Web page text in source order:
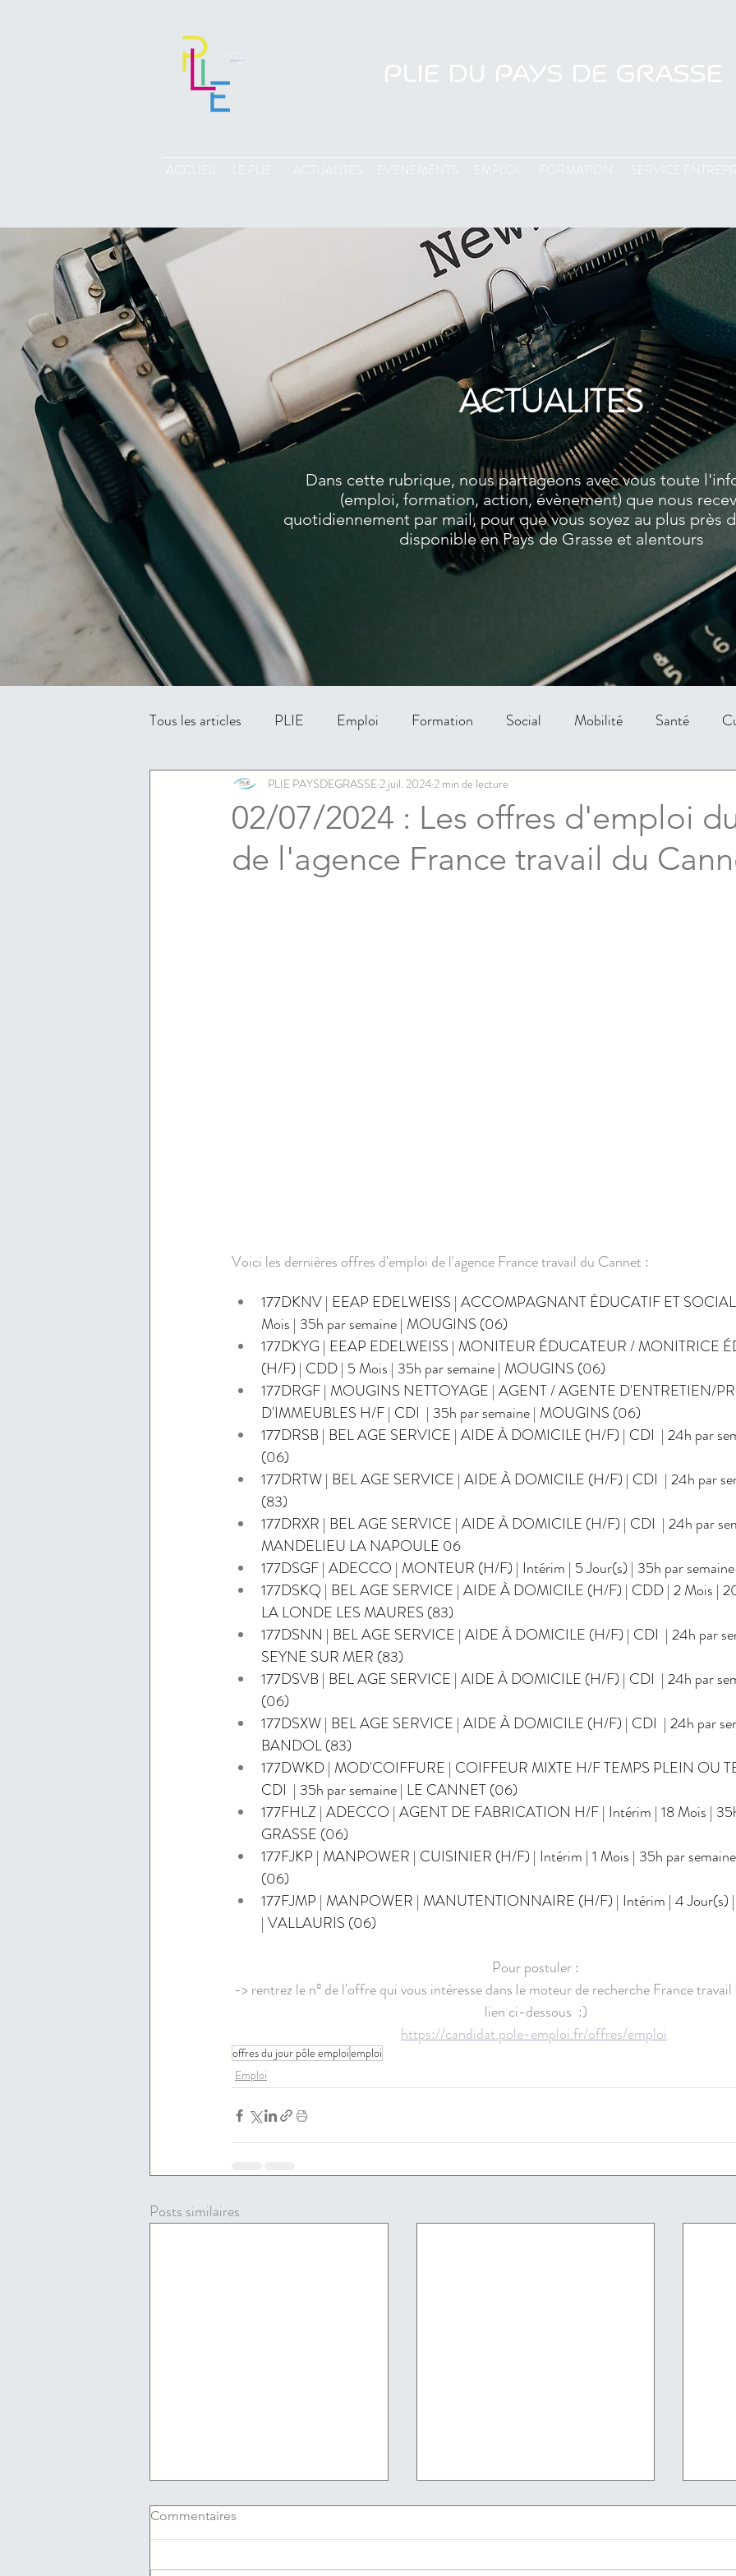
PLIE DU PAYS DE GRASSE
ACTUALITES EVENEMENTS FORMATION SERVICE
ACTUALITES
Dans cette rubrique, nous partageons avec vous toute
(emploi, formation, action, évènement) que nous
quotidiennement par mail, pour que vous soyez au plus près
disponible en Pays de Grasse et alentours
Tous les articles PLIE Emploi Formation Social Mobilité Santé
emploi
02/07/2024 : Les offres d'emploi
de l'agence France travail du
PLIE PAYSDEGRASSE 2 juil. 2024 2 min de lecture
Voici les dernières offres d'emploi de l'agence France travail du Cannet :
177DKNV | EEAP EDELWEISS | ACCOMPAGNANT ÉDUCATIF ET
Mois | 35h par semaine | MOUGINS (06)
177DKYG | EEAP EDELWEISS | MONITEUR ÉDUCATEUR / MONITRICE
(H/F) | CDD | 5 Mois | 35h par semaine | MOUGINS (06)
177DRGF | MOUGINS NETTOYAGE | AGENT / AGENTE D'ENTRETIEN/
D'IMMEUBLES H/F | CDI  | 35h par semaine | MOUGINS (06)
177DRSB | BEL AGE SERVICE | AIDE À DOMICILE (H/F) | CDI  | 24h par
(06)
177DRTW | BEL AGE SERVICE | AIDE À DOMICILE (H/F) | CDI  | 24h par
(83)
177DRXR | BEL AGE SERVICE | AIDE À DOMICILE (H/F) | CDI  | 24h par
MANDELIEU LA NAPOULE 06
177DSGF | ADECCO | MONTEUR (H/F) | Intérim | 5 Jour(s) | 35h par
177DSKQ | BEL AGE SERVICE | AIDE À DOMICILE (H/F) | CDD | 2 Mois |
LA LONDE LES MAURES (83)
177DSNN | BEL AGE SERVICE | AIDE À DOMICILE (H/F) | CDI  | 24h par
SEYNE SUR MER (83)
177DSVB | BEL AGE SERVICE | AIDE À DOMICILE (H/F) | CDI  | 24h par
(06)
177DSXW | BEL AGE SERVICE | AIDE À DOMICILE (H/F) | CDI  | 24h par
BANDOL (83)
177DWKD | MOD'COIFFURE | COIFFEUR MIXTE H/F TEMPS PLEIN OU
CDI  | 35h par semaine | LE CANNET (06)
177FHLZ | ADECCO | AGENT DE FABRICATION H/F | Intérim | 18 Mois |
GRASSE (06)
177FJKP | MANPOWER | CUISINIER (H/F) | Intérim | 1 Mois | 35h par
(06)
177FJMP | MANPOWER | MANUTENTIONNAIRE (H/F) | Intérim | 4 Jour(s) |
| VALLAURIS (06)
Pour postuler :
-> rentrez le n° de l'offre qui vous intéresse dans le moteur de recherche France
lien ci-dessous  :)
https://candidat.pole-emploi.fr/offres/emploi
offres du jour pôle emploiemploi
Emploi
Posts similaires
Commentaires